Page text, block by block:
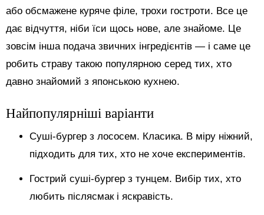
або обсмажене куряче філе, трохи гостроти. Все це
дає відчуття, ніби їси щось нове, але знайоме. Це
зовсім інша подача звичних інгредієнтів — і саме це
робить страву такою популярною серед тих, хто
давно знайомий з японською кухнею.
Найпопулярніші варіанти
Суші-бургер з лососем. Класика. В міру ніжний,
підходить для тих, хто не хоче експериментів.
Гострий суші-бургер з тунцем. Вибір тих, хто
любить післясмак і яскравість.